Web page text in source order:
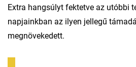
Extra hangsúlyt fektetve az utóbbi
napjainkban az ilyen jellegű
megnövekedett.